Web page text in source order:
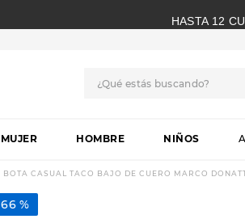
HASTA 12
MUJER HOMBRE NIÑOS
BOTA CASUAL TACO BAJO DE CUERO MARCO
66 %
1.
botas
2 .
skechers
3.